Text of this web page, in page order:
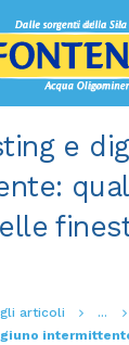
e
articoli
...